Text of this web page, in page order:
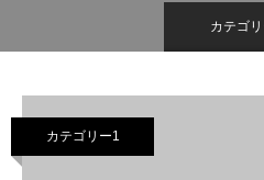
カテゴ
カテゴリー1